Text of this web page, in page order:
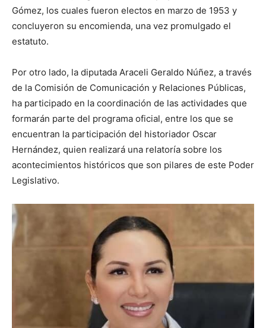
Gómez, los cuales fueron electos en marzo de 1953 y
concluyeron su encomienda, una vez promulgado el
estatuto.
Por otro lado, la diputada Araceli Geraldo Núñez, a través
de la Comisión de Comunicación y Relaciones Públicas,
ha participado en la coordinación de las actividades que
formarán parte del programa oficial, entre los que se
encuentran la participación del historiador Oscar
Hernández, quien realizará una relatoría sobre los
acontecimientos históricos que son pilares de este Poder
Legislativo.